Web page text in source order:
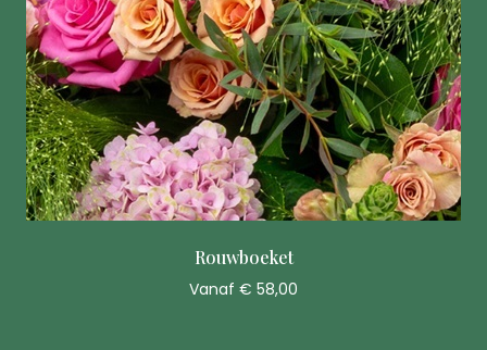
Rouwboeket
Vanaf € 58,00